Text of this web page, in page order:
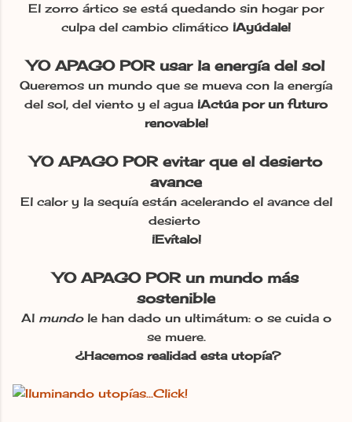
El zorro ártico se está quedando sin hogar por
culpa del cambio climático ¡Ayúdale!
YO APAGO POR usar la energía del sol
Queremos un mundo que se mueva con la energía
del sol, del viento y el agua ¡Actúa por un futuro
renovable!
YO APAGO POR evitar que el desierto
avance
El calor y la sequía están acelerando el avance del
desierto
¡Evítalo!
YO APAGO POR un mundo más
sostenible
Al mundole han dado un ultimátum: o se cuida o
se muere.
¿Hacemos realidad esta utopía?